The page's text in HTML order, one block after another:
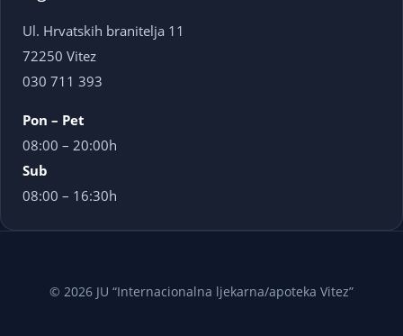
Ul. Hrvatskih branitelja 11
72250 Vitez
030 711 393
Pon – Pet
08:00 – 20:00h
Sub
08:00 – 16:30h
© 2026 JU “Internacionalna ljekarna/apoteka Vitez”